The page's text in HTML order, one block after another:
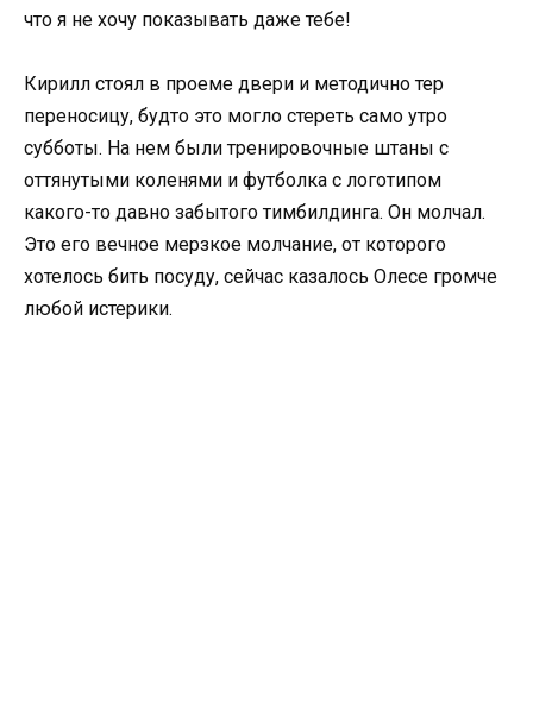
что я не хочу показывать даже тебе!
Кирилл стоял в проеме двери и методично тер
переносицу, будто это могло стереть само утро
субботы. На нем были тренировочные штаны с
оттянутыми коленями и футболка с логотипом
какого-то давно забытого тимбилдинга. Он молчал.
Это его вечное мерзкое молчание, от которого
хотелось бить посуду, сейчас казалось Олесе громче
любой истерики.